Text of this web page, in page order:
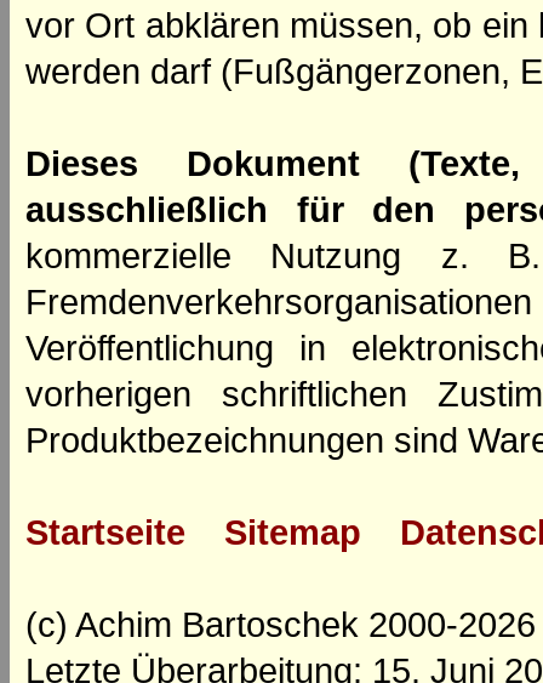
vor Ort abklären müssen, ob
werden darf (Fußgängerzonen,
Dieses Dokument
ausschließlich für den
kommerzielle Nutzung z.
Veröffentlichung in
vorherigen schriftlichen
Produktbezeichnungen sind
Startseite Sitemap
(c) Achim Bartoschek 2000-2026
Letzte Überarbeitung: 15. Juni